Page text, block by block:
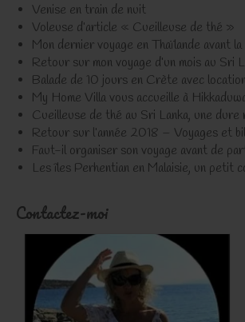
Venise en train de nuit
Voleuse d’article « Cueilleuse de thé »
Mon dernier voyage en Thaïlande avant la
Retour sur mon voyage d’un mois au Sri
Balade de 10 jours en Crète avec
My Home Villa vous accueille à
Cueilleuse de thé au Sri Lanka, une dure
Retour sur l’année 2018 – Voyages et
Faut-il organiser son voyage avant de
Les îles Perhentian en Malaisie, un petit
Contactez-moi